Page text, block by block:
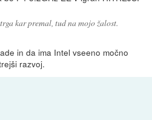
kar premal, tud na mojo žalost.
in da ima Intel vseeno močno
razvoj.